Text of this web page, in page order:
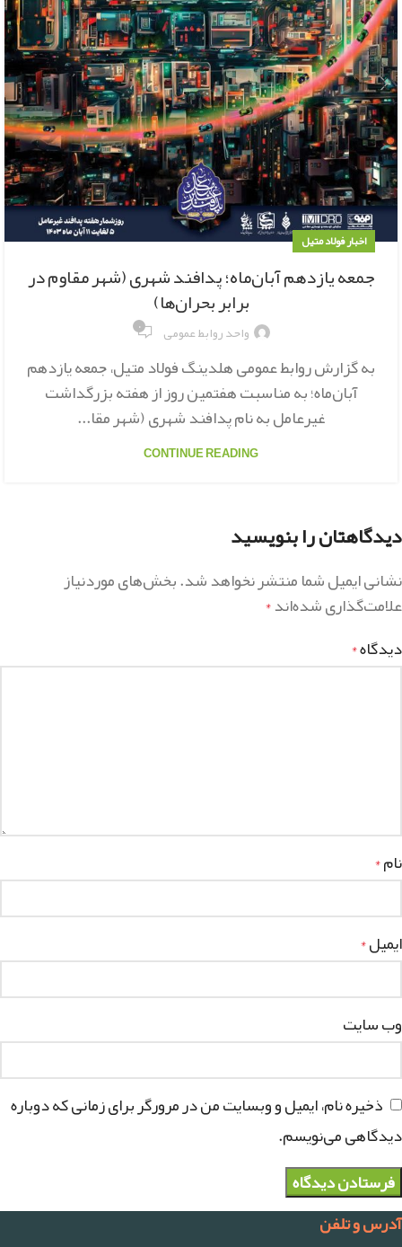
اخبار فولاد متیل
جمعه یازدهم آبان‌ماه؛ پدافند شهری (شهر مقاوم در
برابر بحران‌ها)
واحد روابط عمومی ۰
به گزارش روابط عمومی هلدینگ فولاد متیل، جمعه یازدهم
آبان‌ماه؛ به مناسبت هفتمین روز از هفته بزرگداشت
غیرعامل به نام پدافند شهری (شهر مقا...
CONTINUE READING
دیدگاهتان را بنویسید
نشانی ایمیل شما منتشر نخواهد شد.بخش‌های موردنیاز
علامت‌گذاری شده‌اند*
دیدگاه*
نام*
ایمیل*
وب‌ سایت
ذخیره نام، ایمیل و وبسایت من در مرورگر برای زمانی که دوباره
دیدگاهی می‌نویسم.
آدرس و تلفن